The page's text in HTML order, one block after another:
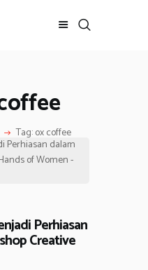
Tag: ox coffee
Perhiasan
Creative